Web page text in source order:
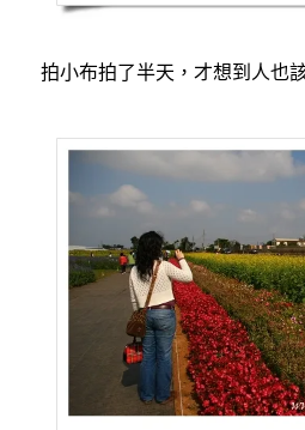
拍小布拍了半天，才想到人也